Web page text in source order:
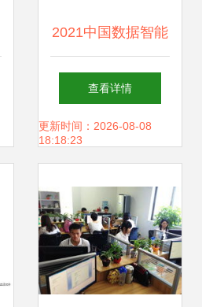
2021中国数据智能
产业发展研究报告
教育软件的研究与
查看详情
更新时间：2026-08-08
18:18:23